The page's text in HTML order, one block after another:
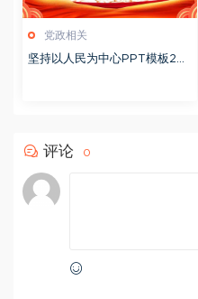
党政相关
坚持以人民为中心PPT模板20
评论 0